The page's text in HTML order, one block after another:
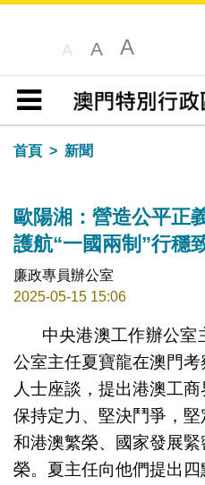
A A A
目錄
首頁
新聞
歐陽湘：營造公平正
護航“一國兩制”行穩
廉政專員辦公室
2025-05-15 15:06
中央港澳工作辦公室
公室主任夏寶龍在澳門
人士座談，提出港澳工
保持定力、堅決鬥爭，
和港澳繁榮、國家發展
榮。夏主任向他們提出